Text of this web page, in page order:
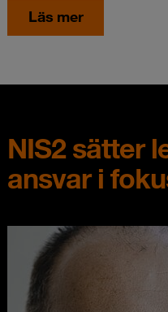
Läs mer
NIS2 sätter
ansvar i